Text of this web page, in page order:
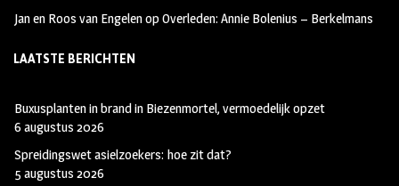
Jan en Roos van EngelenopOverleden: Annie Bolenius – Berkelmans
LAATSTE BERICHTEN
Buxusplanten in brand in Biezenmortel, vermoedelijk opzet
6 augustus 2026
Spreidingswet asielzoekers: hoe zit dat?
5 augustus 2026